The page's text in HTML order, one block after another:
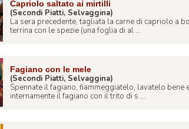
Capriolo saltato ai mirtilli
(Secondi Piatti, Selvaggina)
La sera precedente, tagliata la carne di capriolo a
terrina con le spezie (una foglia di al ...
Fagiano con le mele
(Secondi Piatti, Selvaggina)
Spennate il fagiano, fiammeggiatelo, lavatelo bene
internamente il fagiano con il trito di s ...